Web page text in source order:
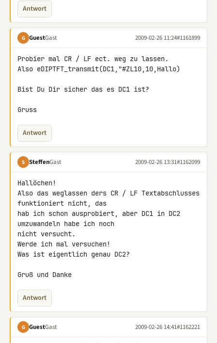
Antwort
G GuestGast 2009-02-26 11:24#1161899
Probier mal CR / LF ect. weg zu lassen.
Also eDIPTFT_transmit(DC1,"#ZL10,10,Hallo)
Bist Du Dir sicher das es DC1 ist?
Gruss
Antwort
S SteffenGast 2009-02-26 13:31#1162099
Hallöchen!
Also das weglassen ders CR / LF Textabschlusses
funktioniert nicht, das
hab ich schon ausprobiert, aber DC1 in DC2
umzuwandeln habe ich noch
nicht versucht.
Werde ich mal versuchen!
Was ist eigentlich genau DC2?
Gruß und Danke
Antwort
G GuestGast 2009-02-26 14:41#1162221